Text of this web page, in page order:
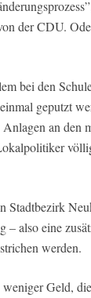
der CDU.
bei den
geputzt
an den
Stadtbezirk
– also eine
werden.
Geld,